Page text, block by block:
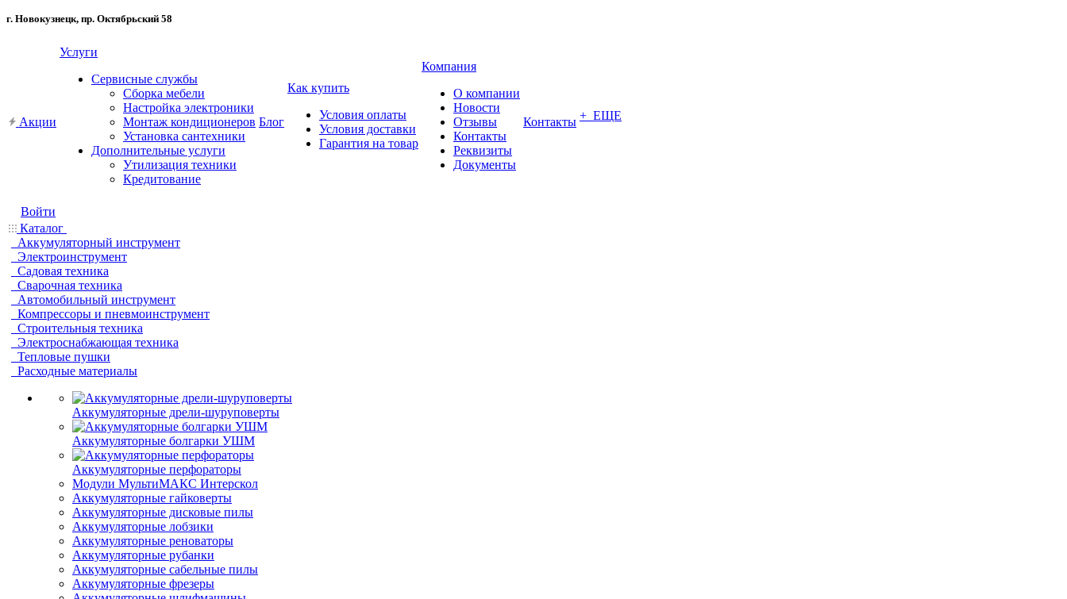
г. Новокузнецк, пр. Октябрьский 58
Акции
Услуги
Сервисные службы
Сборка мебели
Настройка электроники
Монтаж кондиционеров
Установка сантехники
Дополнительные услуги
Утилизация техники
Кредитование
Блог
Как купить
Условия оплаты
Условия доставки
Гарантия на товар
Компания
О компании
Новости
Отзывы
Контакты
Реквизиты
Документы
Контакты + ЕЩЕ
Войти
Каталог
Аккумуляторный инструмент
Электроинструмент
Садовая техника
Сварочная техника
Автомобильный инструмент
Компрессоры и пневмоинструмент
Строительныя техника
Электроснабжающая техника
Тепловые пушки
Расходные материалы
Аккумуляторные дрели-шуруповерты
Аккумуляторные болгарки УШМ
Аккумуляторные перфораторы
Модули МультиМАКС Интерскол
Аккумуляторные гайковерты
Аккумуляторные дисковые пилы
Аккумуляторные лобзики
Аккумуляторные реноваторы
Аккумуляторные рубанки
Аккумуляторные сабельные пилы
Аккумуляторные фрезеры